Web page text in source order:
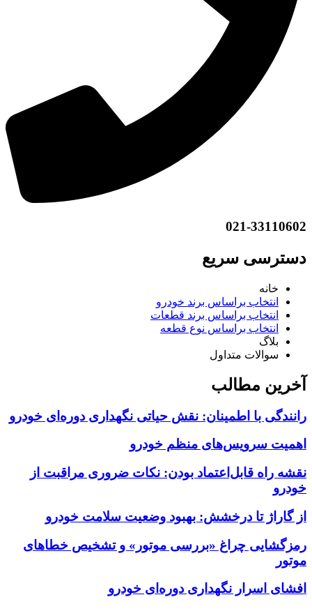
021-33110602
دسترسی سریع
خانه
انتخاب براساس برند خودرو
انتخاب براساس برند قطعات
انتخاب براساس نوع قطعه
بلاگ
سوالات متداول
آخرین مطالب
رانندگی با اطمینان: نقش حیاتی نگهداری دوره‌ای خودرو
اهمیت سرویس‌های منظم خودرو
نقشه راه قابل‌اعتماد بودن: نکات ضروری مراقبت از
خودرو
از گاراژ تا درخشش: بهبود وضعیت سلامت خودرو
رمزگشایی چراغ «بررسی موتور» و تشخیص خطاهای
موتور
افشای اسرار نگهداری دوره‌ای خودرو